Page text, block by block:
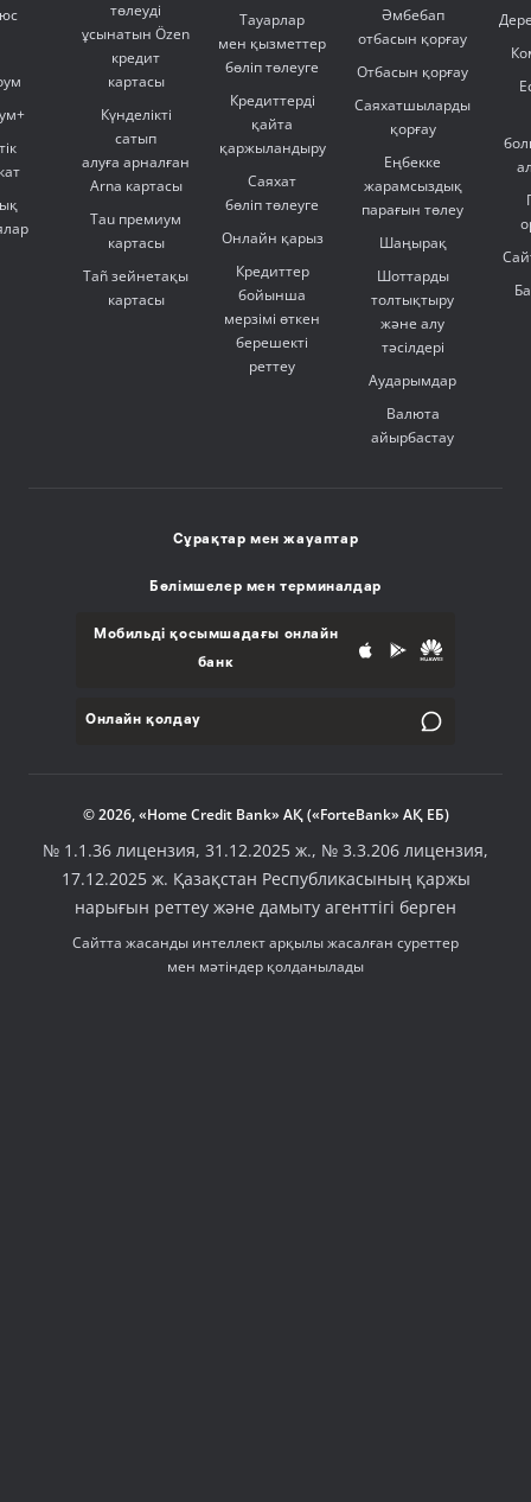
төлеуді
ұсынатын Özen
кредит
картасы
Күнделікті
сатып
алуға арналған
Arna картасы
Tau премиум
картасы
Tañ зейнетақы
картасы
Тауарлар
мен қызметтер
бөліп төлеуге
Кредиттерді
қайта
қаржыландыру
Саяхат
бөліп төлеуге
Онлайн қарыз
Кредиттер
бойынша
мерзімі өткен
берешекті
реттеу
Әмбебап
отбасын қорғау
Отбасын қорғау
Саяхатшыларды
қорғау
Еңбекке
жарамсыздық
парағын төлеу
Шаңырақ
Шоттарды
толтықтыру
және алу
тәсілдері
Аударымдар
Валюта
айырбастау
Сұрақтар мен жауаптар
Бөлімшелер мен терминалдар
Мобильді қосымшадағы онлайн
банк
Онлайн қолдау
© 2026, «Home Credit Bank» АҚ («ForteBank» АҚ ЕБ)
№ 1.1.36 лицензия, 31.12.2025 ж., № 3.3.206 лицензия,
17.12.2025 ж. Қазақстан Республикасының қаржы
нарығын реттеу және дамыту агенттігі берген
Сайтта жасанды интеллект арқылы жасалған суреттер
мен мәтіндер қолданылады